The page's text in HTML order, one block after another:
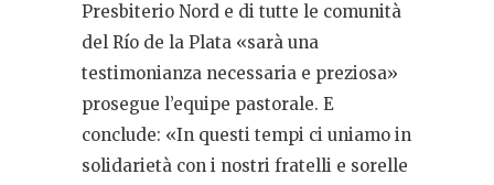
Presbiterio Nord e di tutte le comunità
del Río de la Plata «sarà una
testimonianza necessaria e preziosa»
prosegue l’equipe pastorale. E
conclude: «In questi tempi ci uniamo in
solidarietà con i nostri fratelli e sorelle